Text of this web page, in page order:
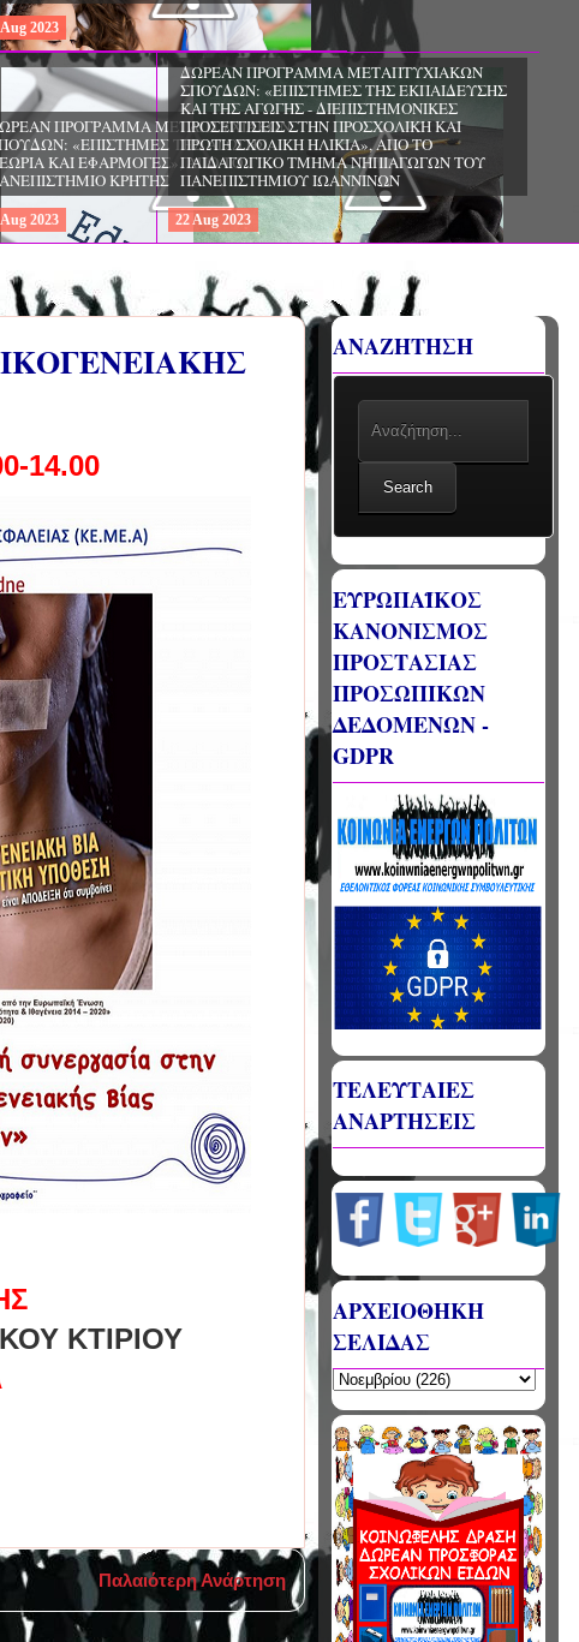
22Aug 2023
ΑΓΩΓΗΣ -
ΤΟ
ΔΩΡΕΑΝ ΠΡΟΓΡΑΜΜΑ ΜΕΤΑΠΤΥΧΙΑΚΩΝ
ΣΠΟΥΔΩΝ: «ΕΠΙΣΤΗΜΕΣ ΤΗΣ ΕΚΠΑΙΔΕΥΣΗΣ
ΚΑΙ ΤΗΣ ΑΓΩΓΗΣ - ΔΙΕΠΙΣΤΗΜΟΝΙΚΕΣ
ΠΡΟΣΕΓΓΙΣΕΙΣ ΣΤΗΝ ΠΡΟΣΧΟΛΙΚΗ ΚΑΙ
ΠΡΩΤΗ ΣΧΟΛΙΚΗ ΗΛΙΚΙΑ», ΑΠΟ ΤΟ
ΠΑΙΔΑΓΩΓΙΚΟ ΤΜΗΜΑ ΝΗΠΙΑΓΩΓΩΝ ΤΟΥ
ΠΑΝΕΠΙΣΤΗΜΙΟΥ ΙΩΑΝΝΙΝΩΝ
22Aug 2023
14.00
ΚΤΙΡΙΟΥ
Παλαιότερη Ανάρτηση
ΑΝΑΖΗΤΗΣΗ
Search
ΕΥΡΩΠΑΪΚΟΣ
ΚΑΝΟΝΙΣΜΟΣ
ΠΡΟΣΤΑΣΙΑΣ
ΠΡΟΣΩΠΙΚΩΝ
ΔΕΔΟΜΕΝΩΝ -
GDPR
ΤΕΛΕΥΤΑΙΕΣ
ΑΝΑΡΤΗΣΕΙΣ
ΑΡΧΕΙΟΘΗΚΗ
ΣΕΛΙΔΑΣ